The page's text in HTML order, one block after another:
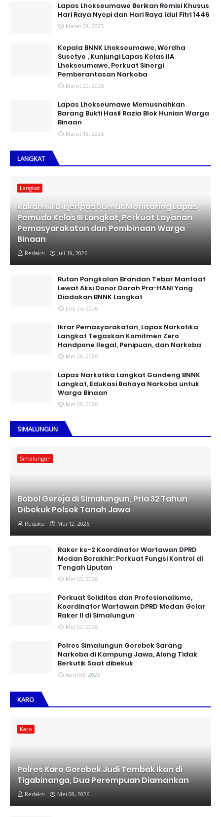
Lapas Lhokseumawe Berikan Remisi Khusus
Hari Raya Nyepi dan Hari Raya Idul Fitri 1446
Maret 28, 2025
Kepala BNNK Lhokseumawe, Werdha
Susetyo , Kunjungi Lapas Kelas IIA
Lhokseumawe, Perkuat Sinergi
Pemberantasan Narkoba
Maret 20, 2025
Lapas Lhokseumawe Memusnahkan
Barang Bukti Hasil Razia Blok Hunian Warga
Binaan
Maret 18, 2025
LANGKAT
Langkat
Kakanwil Ditjenpas Sumut Monitoring Lapas
Pemuda Kelas III Langkat, Perkuat Layanan
Pemasyarakatan dan Pembinaan Warga
Binaan
Redaksi Juli 19, 2026
Rutan Pangkalan Brandan Tebar Manfaat
Lewat Aksi Donor Darah Pra-HANI Yang
Diadakan BNNK Langkat
Juni 24, 2026
Ikrar Pemasyarakatan, Lapas Narkotika
Langkat Tegaskan Komitmen Zero
Handpone llegal, Penipuan, dan Narkoba
Mei 09, 2026
Lapas Narkotika Langkat Gandeng BNNK
Langkat, Edukasi Bahaya Narkoba untuk
Warga Binaan
Mei 09, 2026
SIMALUNGUN
Simalungun
Bobol Gereja di Simalungun, Pria 32 Tahun
Dibekuk Polsek Tanah Jawa
Redaksi Mei 12, 2026
Raker ke-2 Koordinator Wartawan DPRD
Medan Berakhir: Perkuat Fungsi Kontrol di
Tengah Liputan
Mei 03, 2026
Perkuat Soliditas dan Profesionalisme,
Koordinator Wartawan DPRD Medan Gelar
Raker II di Simalungun
Mei 02, 2026
Polres Simalungun Gerebek Sarang
Narkoba di Kampung Jawa, Along Tidak
Berkutik Saat dibekuk
April 05, 2026
KARO
Karo
Polres Karo Gerebek Judi Tembak Ikan di
Tigabinanga, Dua Perempuan Diamankan
Redaksi Mei 08, 2026